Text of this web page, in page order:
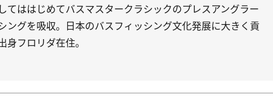
てははじめてバスマスタークラシックのプレスアングラー
ングを吸収。日本のバスフィッシング文化発展に大きく貢
フロリダ在住。